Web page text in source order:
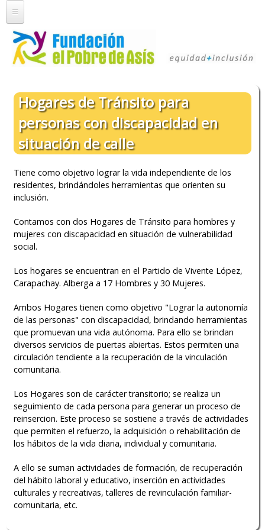
principal
Inicio
Quienes somos
Staff
Trabajo en Red
La Fundación en números
Trabajo Social
Farmacia
Comedor
Peluquería
Consultorio Clínico
Consultorio Psicológico
Duchas y Lavado de Ropa
Programas
Colaboración
Colaboración Empresas
Voluntariado
Colaborá Ahora
Novedades
Prensa
Newsletter
Programa de radio
Imágenes
Hogares de Tránsito para
personas con discapacidad en
situación de calle
Tiene como objetivo lograr la vida independiente de los
residentes, brindándoles herramientas que orienten su
inclusión.
Contamos con dos Hogares de Tránsito para hombres y
mujeres con discapacidad en situación de vulnerabilidad
social.
Los hogares se encuentran en el Partido de Vivente López,
Carapachay. Alberga a 17 Hombres y 30 Mujeres.
Ambos Hogares tienen como objetivo "Lograr la autonomía
de las personas" con discapacidad, brindando herramientas
que promuevan una vida autónoma. Para ello se brindan
diversos servicios de puertas abiertas. Estos permiten una
circulación tendiente a la recuperación de la vinculación
comunitaria.
Los Hogares son de carácter transitorio; se realiza un
seguimiento de cada persona para generar un proceso de
reinsercion. Este proceso se sostiene a través de actividades
que permiten el refuerzo, la adquisición o rehabilitación de
los hábitos de la vida diaria, individual y comunitaria.
A ello se suman actividades de formación, de recuperación
del hábito laboral y educativo, inserción en actividades
culturales y recreativas, talleres de revinculación familiar-
comunitaria, etc.